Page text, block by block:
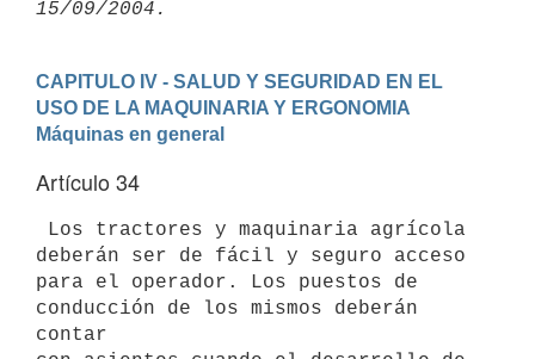
CAPITULO IV - SALUD Y SEGURIDAD EN EL
USO DE LA MAQUINARIA Y ERGONOMIA
Máquinas en general
Artículo 34
deberán ser de fácil y seguro acceso
para el operador. Los puestos de
conducción de los mismos deberán
contar